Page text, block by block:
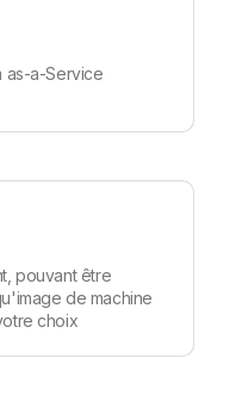
as-a-Service
pouvant être
de machine
choix